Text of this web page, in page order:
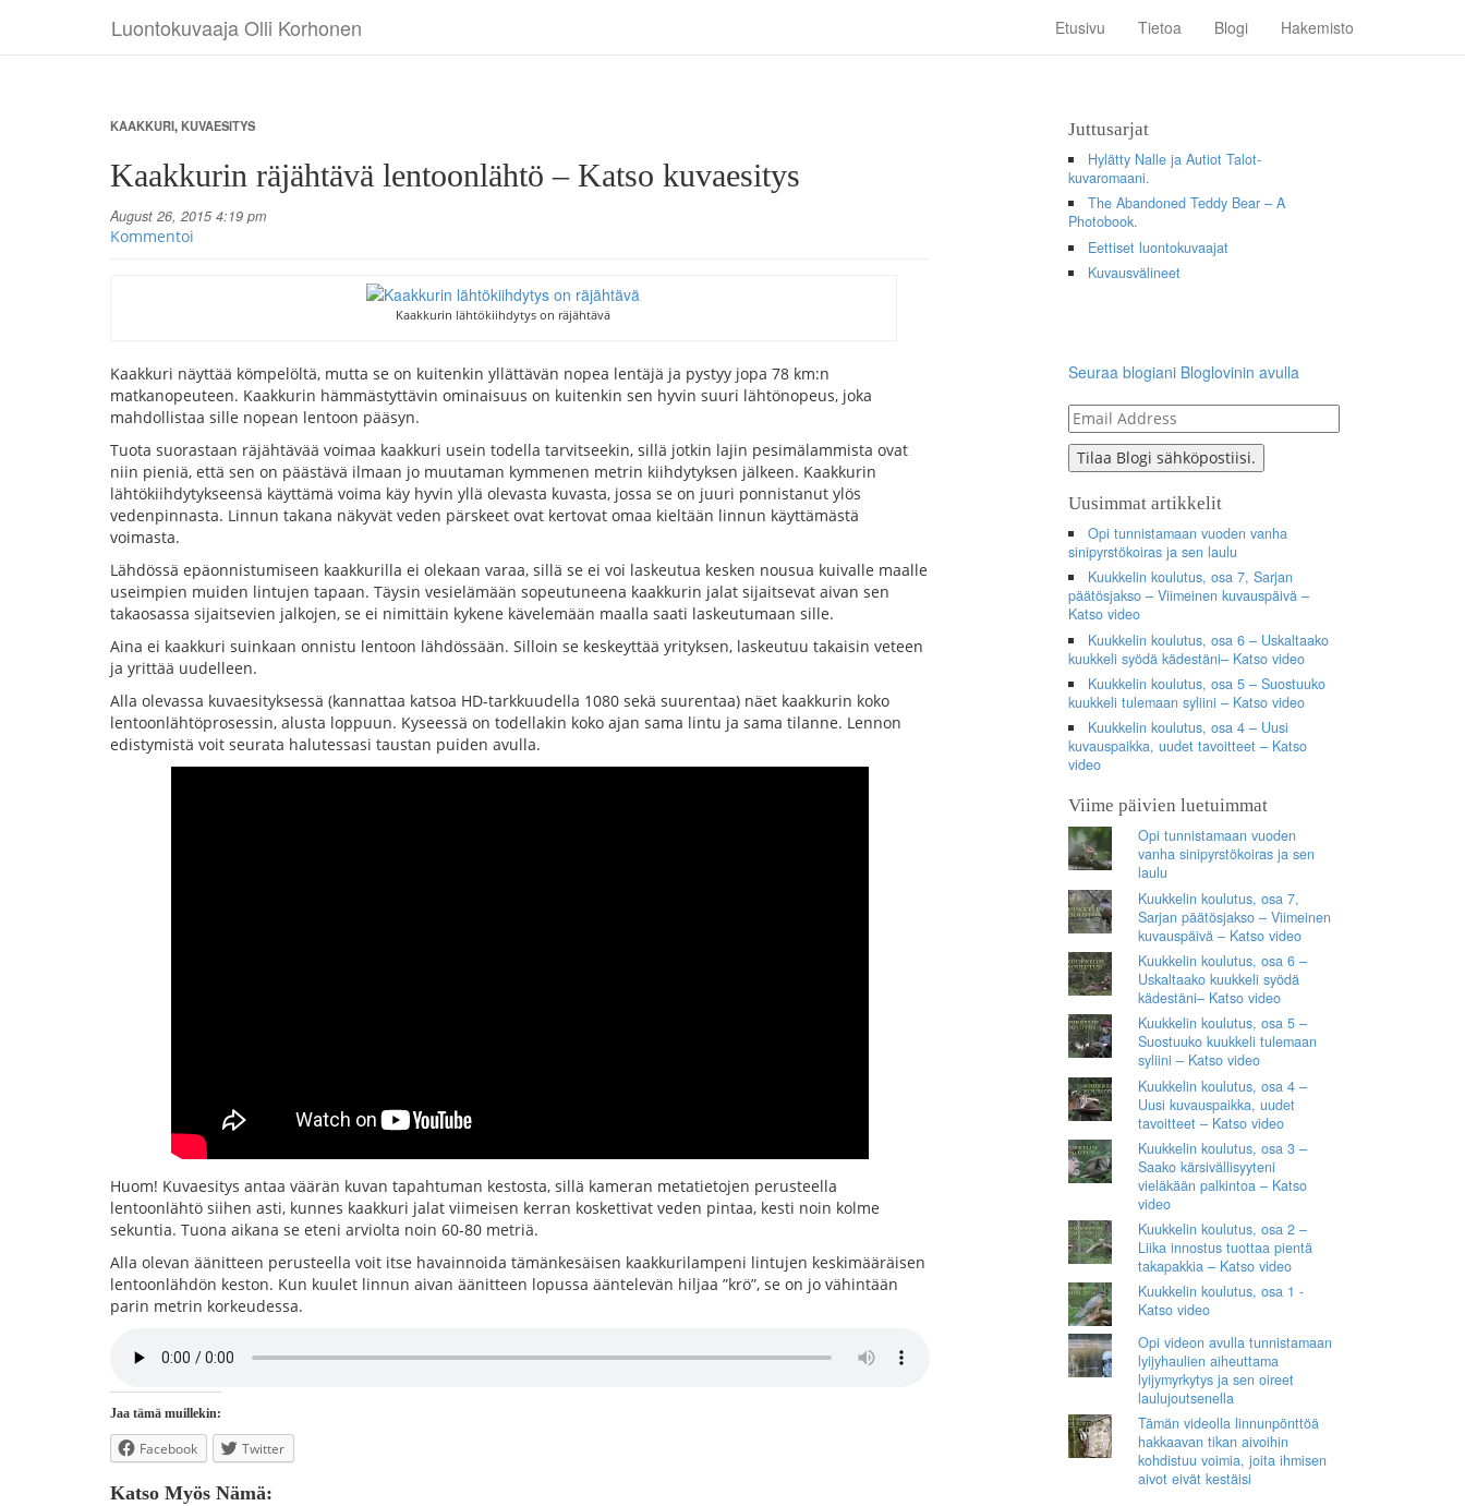
Luontokuvaaja Olli Korhonen Etusivu Tietoa Blogi Hakemisto
KAAKKURI,KUVAESITYS
Kaakkurin räjähtävä lentoonlähtö – Katso kuvaesitys
August 26, 2015 4:19 pm
Kommentoi
Kaakkurin lähtökiihdytys on räjähtävä
Kaakkuri näyttää kömpelöltä, mutta se on kuitenkin yllättävän nopea lentäjä ja pystyy jopa 78 km:n
matkanopeuteen. Kaakkurin hämmästyttävin ominaisuus on kuitenkin sen hyvin suuri lähtönopeus, joka
mahdollistaa sille nopean lentoon pääsyn.
Tuota suorastaan räjähtävää voimaa kaakkuri usein todella tarvitseekin, sillä jotkin lajin pesimälammista ovat
niin pieniä, että sen on päästävä ilmaan jo muutaman kymmenen metrin kiihdytyksen jälkeen. Kaakkurin
lähtökiihdytykseensä käyttämä voima käy hyvin yllä olevasta kuvasta, jossa se on juuri ponnistanut ylös
vedenpinnasta. Linnun takana näkyvät veden pärskeet ovat kertovat omaa kieltään linnun käyttämästä
voimasta.
Lähdössä epäonnistumiseen kaakkurilla ei olekaan varaa, sillä se ei voi laskeutua kesken nousua kuivalle maalle
useimpien muiden lintujen tapaan. Täysin vesielämään sopeutuneena kaakkurin jalat sijaitsevat aivan sen
takaosassa sijaitsevien jalkojen, se ei nimittäin kykene kävelemään maalla saati laskeutumaan sille.
Aina ei kaakkuri suinkaan onnistu lentoon lähdössään. Silloin se keskeyttää yrityksen, laskeutuu takaisin veteen
ja yrittää uudelleen.
Alla olevassa kuvaesityksessä (kannattaa katsoa HD-tarkkuudella 1080 sekä suurentaa) näet kaakkurin koko
lentoonlähtöprosessin, alusta loppuun. Kyseessä on todellakin koko ajan sama lintu ja sama tilanne. Lennon
edistymistä voit seurata halutessasi taustan puiden avulla.
Huom! Kuvaesitys antaa väärän kuvan tapahtuman kestosta, sillä kameran metatietojen perusteella
lentoonlähtö siihen asti, kunnes kaakkuri jalat viimeisen kerran koskettivat veden pintaa, kesti noin kolme
sekuntia. Tuona aikana se eteni arviolta noin 60-80 metriä.
Alla olevan äänitteen perusteella voit itse havainnoida tämänkesäisen kaakkurilampeni lintujen keskimääräisen
lentoonlähdön keston. Kun kuulet linnun aivan äänitteen lopussa ääntelevän hiljaa ”krö”, se on jo vähintään
parin metrin korkeudessa.
Jaa tämä muillekin:
Facebook Twitter
Katso Myös Nämä:
Juttusarjat
Hylätty Nalle ja Autiot Talot-
kuvaromaani.
The Abandoned Teddy Bear – A
Photobook.
Eettiset luontokuvaajat
Kuvausvälineet
Seuraa blogiani Bloglovinin avulla
Email
Address
Tilaa Blogi sähköpostiisi.
Uusimmat artikkelit
Opi tunnistamaan vuoden vanha
sinipyrstökoiras ja sen laulu
Kuukkelin koulutus, osa 7, Sarjan
päätösjakso – Viimeinen kuvauspäivä –
Katso video
Kuukkelin koulutus, osa 6 – Uskaltaako
kuukkeli syödä kädestäni– Katso video
Kuukkelin koulutus, osa 5 – Suostuuko
kuukkeli tulemaan syliini – Katso video
Kuukkelin koulutus, osa 4 – Uusi
kuvauspaikka, uudet tavoitteet – Katso
video
Viime päivien luetuimmat
Opi tunnistamaan vuoden
vanha sinipyrstökoiras ja sen
laulu
Kuukkelin koulutus, osa 7,
Sarjan päätösjakso – Viimeinen
kuvauspäivä – Katso video
Kuukkelin koulutus, osa 6 –
Uskaltaako kuukkeli syödä
kädestäni– Katso video
Kuukkelin koulutus, osa 5 –
Suostuuko kuukkeli tulemaan
syliini – Katso video
Kuukkelin koulutus, osa 4 –
Uusi kuvauspaikka, uudet
tavoitteet – Katso video
Kuukkelin koulutus, osa 3 –
Saako kärsivällisyyteni
vieläkään palkintoa – Katso
video
Kuukkelin koulutus, osa 2 –
Liika innostus tuottaa pientä
takapakkia – Katso video
Kuukkelin koulutus, osa 1 -
Katso video
Opi videon avulla tunnistamaan
lyijyhaulien aiheuttama
lyijymyrkytys ja sen oireet
laulujoutsenella
Tämän videolla linnunpönttöä
hakkaavan tikan aivoihin
kohdistuu voimia, joita ihmisen
aivot eivät kestäisi